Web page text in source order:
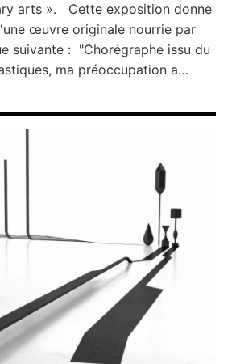
arts ». Cette exposition donne
œuvre originale nourrie par
suivante : "Chorégraphe issu du
ma préoccupation a…